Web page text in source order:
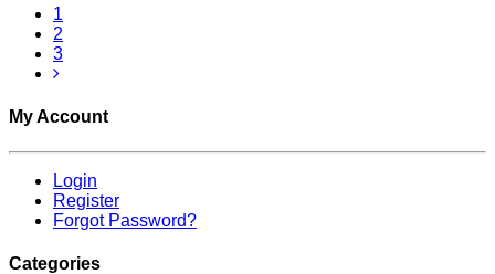
1
2
3
My Account
Login
Register
Forgot Password?
Categories